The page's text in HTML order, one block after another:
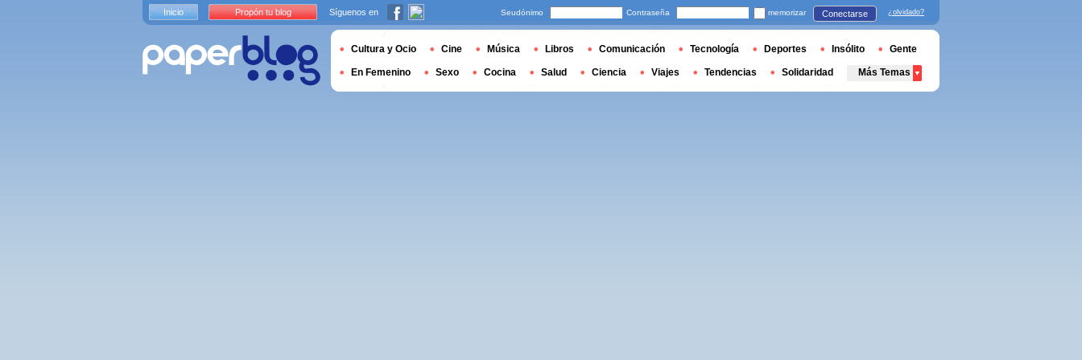
Inicio Propón tu blog Síguenos en Seudónimo Contraseña memorizar Conectarse ¿olvidado?
Cultura y Ocio Cine Música Libros Comunicación Tecnología Deportes Insólito Gente
En Femenino Sexo Cocina Salud Ciencia Viajes Tendencias Solidaridad Más Temas